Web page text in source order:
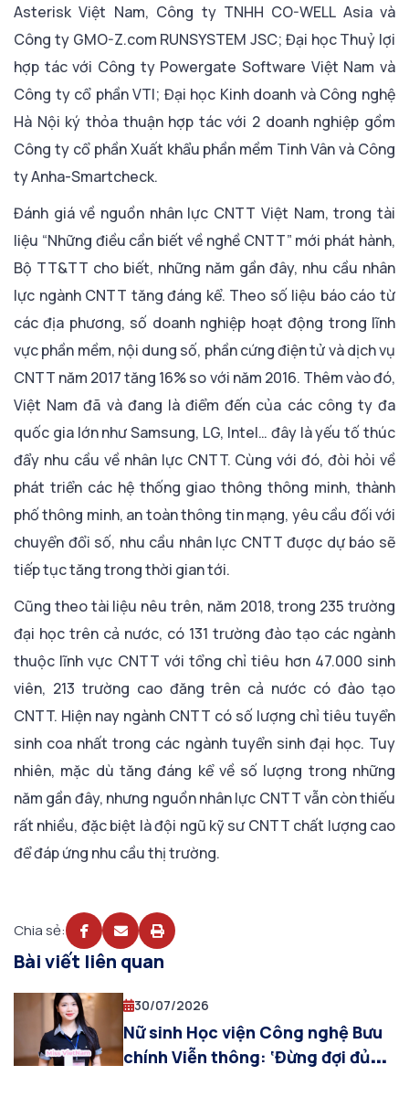
Asterisk Việt Nam, Công ty TNHH CO-WELL Asia và
Công ty GMO-Z.com RUNSYSTEM JSC; Đại học Thuỷ lợi
hợp tác với Công ty Powergate Software Việt Nam và
Công ty cổ phần VTI; Đại học Kinh doanh và Công nghệ
Hà Nội ký thỏa thuận hợp tác với 2 doanh nghiệp gồm
Công ty cổ phần Xuất khẩu phần mềm Tinh Vân và Công
ty Anha-Smartcheck.
Đánh giá về nguồn nhân lực CNTT Việt Nam, trong tài
liệu “Những điều cần biết về nghề CNTT” mới phát hành,
Bộ TT&TT cho biết, những năm gần đây, nhu cầu nhân
lực ngành CNTT tăng đáng kể. Theo số liệu báo cáo từ
các địa phương, số doanh nghiệp hoạt động trong lĩnh
vực phần mềm, nội dung số, phần cứng điện tử và dịch vụ
CNTT năm 2017 tăng 16% so với năm 2016. Thêm vào đó,
Việt Nam đã và đang là điểm đến của các công ty đa
quốc gia lớn như Samsung, LG, Intel… đây là yếu tố thúc
đẩy nhu cầu về nhân lực CNTT. Cùng với đó, đòi hỏi về
phát triển các hệ thống giao thông thông minh, thành
phố thông minh, an toàn thông tin mạng, yêu cầu đối với
chuyển đổi số, nhu cầu nhân lực CNTT được dự báo sẽ
tiếp tục tăng trong thời gian tới.
Cũng theo tài liệu nêu trên, năm 2018, trong 235 trường
đại học trên cả nước, có 131 trường đào tạo các ngành
thuộc lĩnh vực CNTT với tổng chỉ tiêu hơn 47.000 sinh
viên, 213 trường cao đăng trên cả nước có đào tạo
CNTT. Hiện nay ngành CNTT có số lượng chỉ tiêu tuyển
sinh coa nhất trong các ngành tuyển sinh đại học. Tuy
nhiên, mặc dù tăng đáng kể về số lượng trong những
năm gần đây, nhưng nguồn nhân lực CNTT vẫn còn thiếu
rất nhiều, đặc biệt là đội ngũ kỹ sư CNTT chất lượng cao
để đáp ứng nhu cầu thị trường.
Chia sẻ:
Bài viết liên quan
30/07/2026
Nữ sinh Học viện Công nghệ Bưu
chính Viễn thông: ‘Đừng đợi đủ